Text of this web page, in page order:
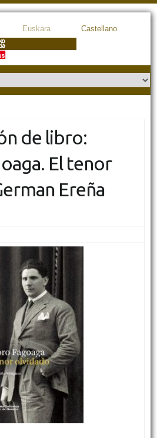
Euskara Castellano
de libro:
El tenor
Ereña